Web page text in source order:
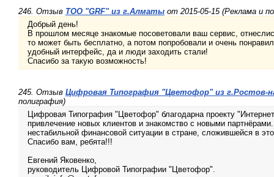
246. Отзыв ТОО "GRF" из г.Алматы от 2015-05-15 (Реклама и
Добрый день!
В прошлом месяце знакомые посоветовали ваш сервис,
то может быть бесплатно, а потом попробовали и очень
удобный интерфейс, да и люди заходить стали!
Спасибо за такую возможность!
245. Отзыв Цифровая Типография "Цветофор" из г.Ростов-
полиграфия)
Цифровая Типография "Цветофор" благодарна проекту
привлечение новых клиентов и знакомство с новыми
нестабильной финансовой ситуации в стране, сложившейся в
Спасибо вам, ребята!!!
Евгений Яковенко,
руководитель Цифровой Типографии "Цветофор".